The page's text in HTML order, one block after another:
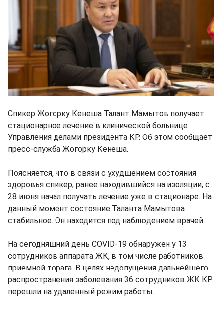
Спикер Жогорку Кенеша Талант Мамытов получает
стационарное лечение в клинической больнице
Управления делами президента КР. Об этом сообщает
пресс-служба Жогорку Кенеша.
Поясняется, что в связи с ухудшением состояния
здоровья спикер, ранее находившийся на изоляции, с
28 июня начал получать лечение уже в стационаре. На
данный момент состояние Таланта Мамытова
стабильное. Он находится под наблюдением врачей.
На сегодняшний день COVID-19 обнаружен у 13
сотрудников аппарата ЖК, в том числе работников
приемной торага. В целях недопущения дальнейшего
распространения заболевания 36 сотрудников ЖК КР
перешли на удаленный режим работы.